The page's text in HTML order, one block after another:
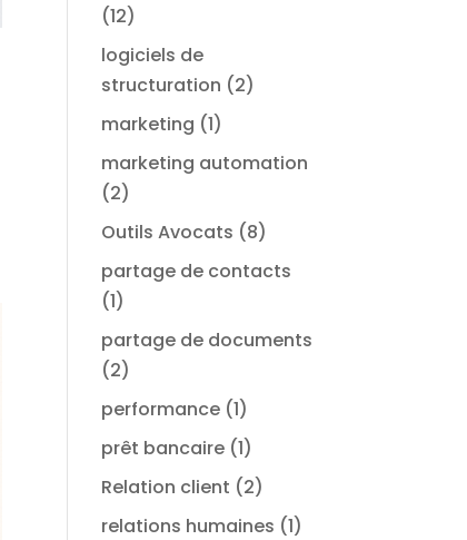
(12)
logiciels de
structuration (2)
marketing (1)
marketing automation
(2)
Outils Avocats (8)
partage de contacts
(1)
partage de documents
(2)
performance (1)
prêt bancaire (1)
Relation client (2)
relations humaines (1)